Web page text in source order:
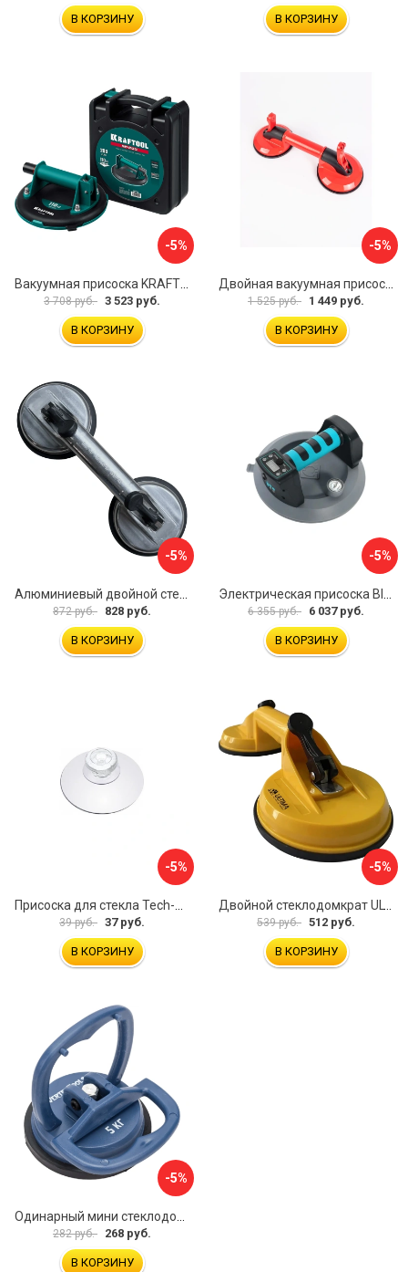
В КОРЗИНУ В КОРЗИНУ
-5%
3 708 руб. 3 523 руб.
В КОРЗИНУ
-5%
1 525 руб. 1 449 руб.
В КОРЗИНУ
-5%
Алюминиевый двойной стеклодомкрат УправДом 4100002750
872 руб. 828 руб.
В КОРЗИНУ
-5%
Электрическая присоска BIHUI SCBC8
6 355 руб. 6 037 руб.
В КОРЗИНУ
-5%
39 руб. 37 руб.
В КОРЗИНУ
-5%
Двойной стеклодомкрат ULTIMA 2
539 руб. 512 руб.
В КОРЗИНУ
-5%
282 руб. 268 руб.
В КОРЗИНУ